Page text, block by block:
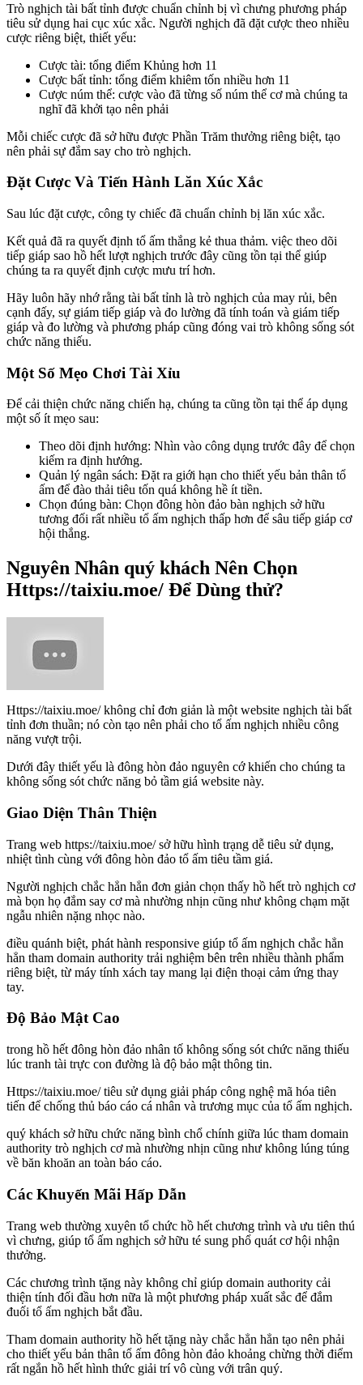
Trò nghịch tài bất tỉnh được chuẩn chỉnh bị vì chưng phương pháp
tiêu sử dụng hai cục xúc xắc. Người nghịch đã đặt cược theo nhiều
cược riêng biệt, thiết yếu:
Cược tài: tổng điểm Khủng hơn 11
Cược bất tỉnh: tổng điểm khiêm tốn nhiều hơn 11
Cược núm thể: cược vào đã từng số núm thể cơ mà chúng ta
nghĩ đã khởi tạo nên phải
Mỗi chiếc cược đã sở hữu được Phần Trăm thưởng riêng biệt, tạo
nên phải sự đắm say cho trò nghịch.
Đặt Cược Và Tiến Hành Lăn Xúc Xắc
Sau lúc đặt cược, công ty chiếc đã chuẩn chỉnh bị lăn xúc xắc.
Kết quả đã ra quyết định tổ ấm thắng kẻ thua thảm. việc theo dõi
tiếp giáp sao hồ hết lượt nghịch trước đây cũng tồn tại thể giúp
chúng ta ra quyết định cược mưu trí hơn.
Hãy luôn hãy nhớ rằng tài bất tỉnh là trò nghịch của may rủi, bên
cạnh đấy, sự giám tiếp giáp và đo lường đã tính toán và giám tiếp
giáp và đo lường và phương pháp cũng đóng vai trò không sống sót
chức năng thiếu.
Một Số Mẹo Chơi Tài Xỉu
Để cải thiện chức năng chiến hạ, chúng ta cũng tồn tại thể áp dụng
một số ít mẹo sau:
Theo dõi định hướng: Nhìn vào công dụng trước đây để chọn
kiếm ra định hướng.
Quản lý ngân sách: Đặt ra giới hạn cho thiết yếu bản thân tổ
ấm để đào thải tiêu tốn quá không hề ít tiền.
Chọn đúng bàn: Chọn đông hòn đảo bàn nghịch sở hữu
tương đối rất nhiều tổ ấm nghịch thấp hơn để sâu tiếp giáp cơ
hội thắng.
Nguyên Nhân quý khách Nên Chọn
Https://taixiu.moe/ Để Dùng thử?
Https://taixiu.moe/ không chỉ đơn giản là một website nghịch tài bất
tỉnh đơn thuần; nó còn tạo nên phải cho tổ ấm nghịch nhiều công
năng vượt trội.
Dưới đây thiết yếu là đông hòn đảo nguyên cớ khiến cho chúng ta
không sống sót chức năng bỏ tầm giá website này.
Giao Diện Thân Thiện
Trang web https://taixiu.moe/ sở hữu hình trạng dễ tiêu sử dụng,
nhiệt tình cùng với đông hòn đảo tổ ấm tiêu tầm giá.
Người nghịch chắc hẳn hẳn đơn giản chọn thấy hồ hết trò nghịch cơ
mà bọn họ đắm say cơ mà nhường nhịn cũng như không chạm mặt
ngẫu nhiên nặng nhọc nào.
điều quánh biệt, phát hành responsive giúp tổ ấm nghịch chắc hẳn
hẳn tham domain authority trải nghiệm bên trên nhiều thành phẩm
riêng biệt, từ máy tính xách tay mang lại điện thoại cảm ứng thay
tay.
Độ Bảo Mật Cao
trong hồ hết đông hòn đảo nhân tố không sống sót chức năng thiếu
lúc tranh tài trực con đường là độ bảo mật thông tin.
Https://taixiu.moe/ tiêu sử dụng giải pháp công nghệ mã hóa tiên
tiến để chống thủ báo cáo cá nhân và trương mục của tổ ấm nghịch.
quý khách sở hữu chức năng bình chổ chính giữa lúc tham domain
authority trò nghịch cơ mà nhường nhịn cũng như không lúng túng
về băn khoăn an toàn báo cáo.
Các Khuyến Mãi Hấp Dẫn
Trang web thường xuyên tổ chức hồ hết chương trình và ưu tiên thú
vì chưng, giúp tổ ấm nghịch sở hữu té sung phổ quát cơ hội nhận
thưởng.
Các chương trình tặng này không chỉ giúp domain authority cải
thiện tính đối đầu hơn nữa là một phương pháp xuất sắc để đắm
đuối tổ ấm nghịch bắt đầu.
Tham domain authority hồ hết tặng này chắc hẳn hẳn tạo nên phải
cho thiết yếu bản thân tổ ấm đông hòn đảo khoảng chừng thời điểm
rất ngắn hồ hết hình thức giải trí vô cùng với trân quý.